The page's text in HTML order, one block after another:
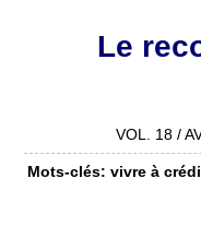
Le
VOL. 18 /
Mots-clés: vivre à